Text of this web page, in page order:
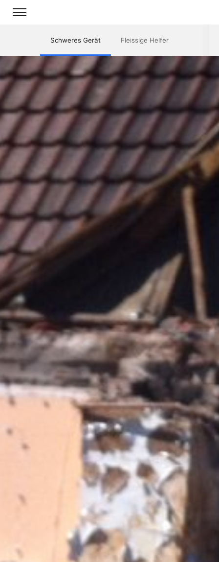
Schweres Gerät Fleissige Helfer